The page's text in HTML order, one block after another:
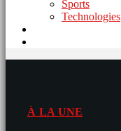
Sports
Technologies
À LA UNE